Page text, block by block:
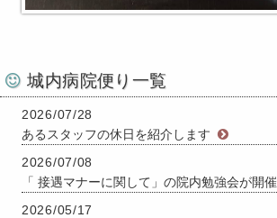
城内病院便り一覧
2026/07/28
あるスタッフの休日を紹介します
2026/07/08
「 接遇マナーに関して」の院内勉強会が開
2026/05/17